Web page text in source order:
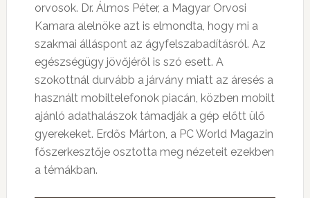
orvosok. Dr. Álmos Péter, a Magyar Orvosi
Kamara alelnöke azt is elmondta, hogy mi a
szakmai álláspont az ágyfelszabadításról. Az
egészségügy jövőjéről is szó esett. A
szokottnál durvább a járvány miatt az áresés a
használt mobiltelefonok piacán, közben mobilt
ajánló adathalászok támadják a gép előtt ülő
gyerekeket. Erdős Márton, a PC World Magazin
főszerkesztője osztotta meg nézeteit ezekben
a témákban.